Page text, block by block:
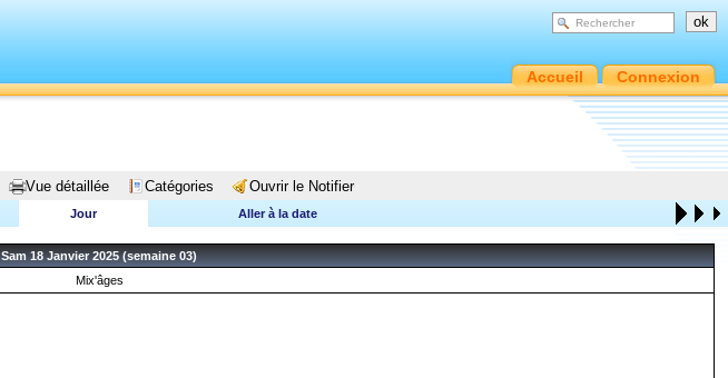
Accueil Connexion
Vue détaillée Catégories Ouvrir le Notifier
Jour Aller à la date
Sam 18 Janvier 2025 (semaine 03)
Mix'âges